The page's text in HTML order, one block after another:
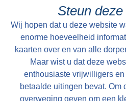
en kan alsdan vry van
worden aangevaard.
Steun
Wij hopen dat u deze website
enorme hoeveelheid
kaarten over en van alle
Maar wist u dat deze
enthousiaste vrijwilligers
betaalde uitingen bevat. Om
overweging geven om een